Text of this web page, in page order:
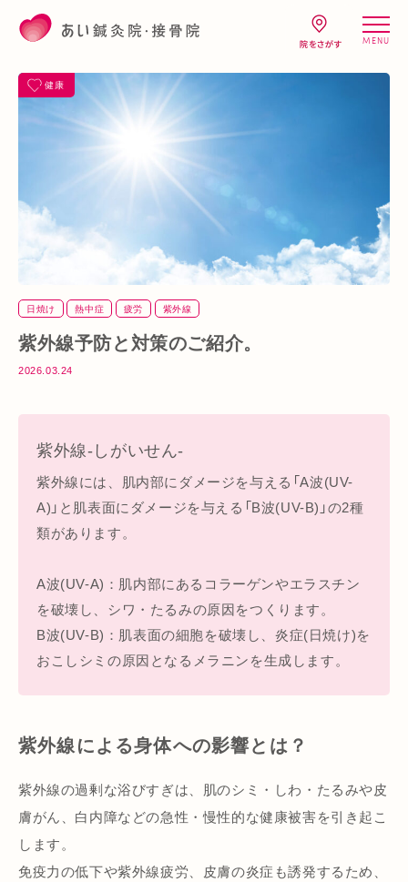
MENU
健康
日焼け 熱中症 疲労 紫外線
紫外線予防と対策のご紹介。
2026.03.24
紫外線-しがいせん-
紫外線には、肌内部にダメージを与える「A波(UV-
A)」と肌表面にダメージを与える「B波(UV-B)」の2種
類があります。
A波(UV-A)：肌内部にあるコラーゲンやエラスチン
を破壊し、シワ・たるみの原因をつくります。
B波(UV-B)：肌表面の細胞を破壊し、炎症(日焼け)を
おこしシミの原因となるメラニンを生成します。
紫外線による身体への影響とは？
紫外線の過剰な浴びすぎは、肌のシミ・しわ・たるみや皮
膚がん、白内障などの急性・慢性的な健康被害を引き起こ
します。
免疫力の低下や紫外線疲労、皮膚の炎症も誘発するため、